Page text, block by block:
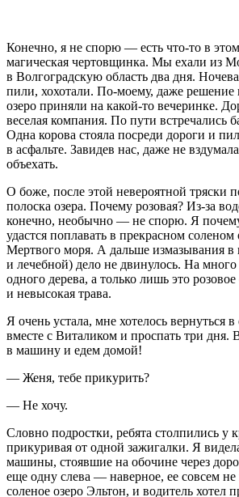
Конечно, я не спорю — есть что-то в этом
магическая чертовщинка. Мы ехали из
в Волгоградскую область два дня.
пили, хохотали. По-моему, даже решение
озеро приняли на какой-то вечеринке.
веселая компания. По пути встречались
Одна корова стояла посреди дороги и
в асфальте. Завидев нас, даже не
объехать.
О боже, после этой невероятной тряски
полоска озера. Почему розовая? Из-за
конечно, необычно — не спорю. Я
удастся поплавать в прекрасном
Мертвого моря. А дальше измазывания в
и лечебной) дело не двинулось. На
одного дерева, а только лишь это розовое
и невысокая трава.
Я очень устала, мне хотелось вернуться
вместе с Виталиком и проспать три дня.
в машину и едем домой!
— Женя, тебе прикурить?
— Не хочу.
Словно подростки, ребята столпились у
прикуривая от одной зажигалки. Я
машины, стоявшие на обочине через
еще одну слева — наверное, ее совсем не
соленое озеро Эльтон, и водитель хотел